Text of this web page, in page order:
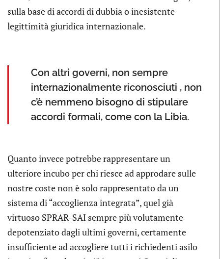
sulla base di accordi di dubbia o inesistente
legittimità giuridica internazionale.
Con altri governi, non sempre
internazionalmente riconosciuti , non
c’è nemmeno bisogno di stipulare
accordi formali, come con la Libia.
Quanto invece potrebbe rappresentare un
ulteriore incubo per chi riesce ad approdare sulle
nostre coste non è solo rappresentato da un
sistema di “accoglienza integrata”, quel già
virtuoso SPRAR-SAI sempre più volutamente
depotenziato dagli ultimi governi, certamente
insufficiente ad accogliere tutti i richiedenti asilo